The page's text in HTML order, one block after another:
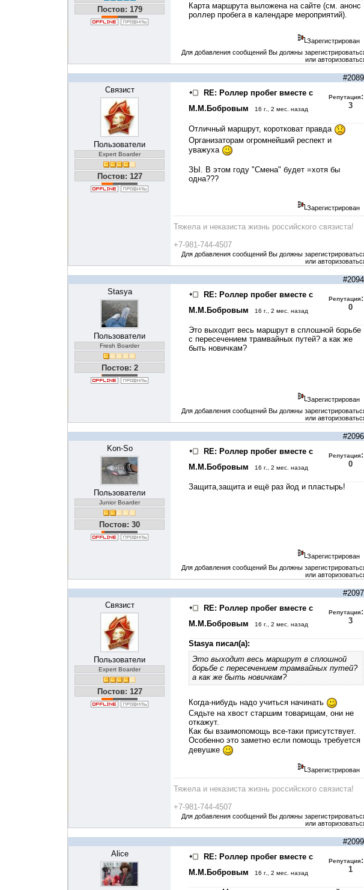
Постов: 179
Карта маршрута выложена на сайте (см. анонс
роллер пробега в календаре мероприятий).
Зарегистрирован
Для добавления сообщений Вы должны
или
#2089
Связист
Пользователи
Expert Boarder
Постов: 127
RE: Роллер пробег вместе с
М.М.Бобровым
16 г., 2 мес. назад
Репутация:
3
Отличный маршрут, коротковат правда
Организаторам огромнейший респект и
уважуха
ЗЫ. В этом году "Смена" будет =хотя бы
одна???
Зарегистрирован
Тяжела и неказиста жизнь российского связиста!
+7-981-744-4507
Для добавления сообщений Вы должны
или
#2094
Stasya
Пользователи
Fresh Boarder
Постов: 2
RE: Роллер пробег вместе с
М.М.Бобровым
16 г., 2 мес. назад
Репутация:
0
Это выходит весь маршрут в сплошной борьбе
с пересечением трамвайных путей? а как же
быть новичкам?
Зарегистрирован
Для добавления сообщений Вы должны
или
#2096
Kon-So
Пользователи
Junior Boarder
Постов: 30
RE: Роллер пробег вместе с
М.М.Бобровым
16 г., 2 мес. назад
Репутация:
0
Защита,защита и ещё раз йод и пластырь!
Зарегистрирован
Для добавления сообщений Вы должны
или
#2097
Связист
Пользователи
Expert Boarder
Постов: 127
RE: Роллер пробег вместе с
М.М.Бобровым
16 г., 2 мес. назад
Репутация:
3
Stasya писал(а):
Это выходит весь маршрут в сплошной
борьбе с пересечением трамвайных путей?
а как же быть новичкам?
Когда-нибудь надо учиться начинать
Сядьте на хвост старшим товарищам, они не
откажут.
Как бы взаимопомощь все-таки присутствует.
Особенно это заметно если помощь требуется
девушке
Зарегистрирован
Тяжела и неказиста жизнь российского связиста!
+7-981-744-4507
Для добавления сообщений Вы должны
или
#2099
Alice
RE: Роллер пробег вместе с
М.М.Бобровым
16 г., 2 мес. назад
Репутация:
1